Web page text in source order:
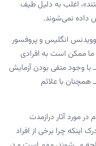
اغلب به دلیل طیف
داده نمی‌شوند.
انگلیس و پروفسور
ما ممکن است به افرادی
با وجود منفی بودن آزمایش
همچنان با علائم
مورد آثار درازمدت
اینکه چرا برخی از افراد